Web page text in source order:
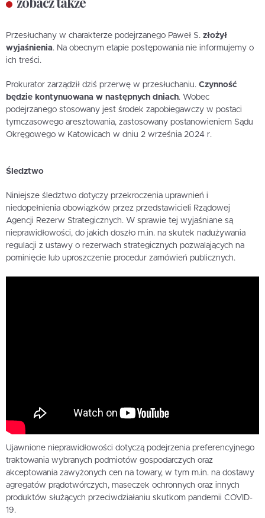
Przesłuchany w charakterze podejrzanego Paweł S. złożył
wyjaśnienia. Na obecnym etapie postępowania nie informujemy o
ich treści.
Prokurator zarządził dziś przerwę w przesłuchaniu. Czynność
będzie kontynuowana w następnych dniach. Wobec
podejrzanego stosowany jest środek zapobiegawczy w postaci
tymczasowego aresztowania, zastosowany postanowieniem Sądu
Okręgowego w Katowicach w dniu 2 września 2024 r.
Śledztwo
Niniejsze śledztwo dotyczy przekroczenia uprawnień i
niedopełnienia obowiązków przez przedstawicieli Rządowej
Agencji Rezerw Strategicznych. W sprawie tej wyjaśniane są
nieprawidłowości, do jakich doszło m.in. na skutek nadużywania
regulacji z ustawy o rezerwach strategicznych pozwalających na
pominięcie lub uproszczenie procedur zamówień publicznych.
Ujawnione nieprawidłowości dotyczą podejrzenia preferencyjnego
traktowania wybranych podmiotów gospodarczych oraz
akceptowania zawyżonych cen na towary, w tym m.in. na dostawy
agregatów prądotwórczych, maseczek ochronnych oraz innych
produktów służących przeciwdziałaniu skutkom pandemii COVID-
19.